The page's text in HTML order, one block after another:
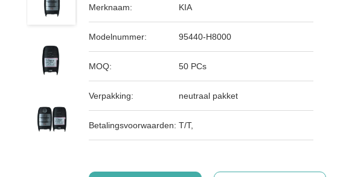
Merknaam: KIA
Modelnummer: 95440-H8000
MOQ: 50 PCs
Verpakking: neutraal pakket
Betalingsvoorwaarden: T/T,